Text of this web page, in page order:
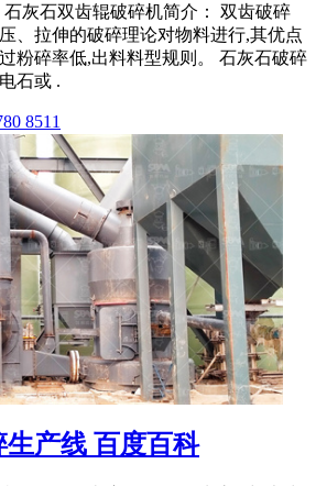
石灰石双齿辊破碎机简介： 双齿破碎
、拉伸的破碎理论对物料进行,其优点
粉碎率低,出料料型规则。 石灰石破碎
石或 .
8511
产线 百度百科